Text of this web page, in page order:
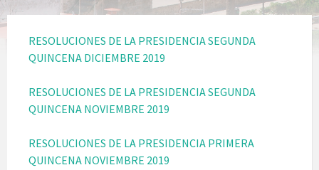
RESOLUCIONES DE LA PRESIDENCIA SEGUNDA
QUINCENA DICIEMBRE 2019
RESOLUCIONES DE LA PRESIDENCIA SEGUNDA
QUINCENA NOVIEMBRE 2019
RESOLUCIONES DE LA PRESIDENCIA PRIMERA
QUINCENA NOVIEMBRE 2019